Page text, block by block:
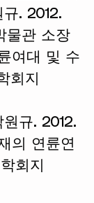
. 2012.
물관 소장
여대 및 수
회지
규. 2012.
의 연륜연
회지